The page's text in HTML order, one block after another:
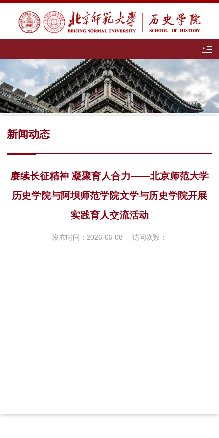
新闻动态
赓续长征精神 凝聚育人合力——北京师范大学
历史学院与阿坝师范学院文学与历史学院开展
实践育人交流活动
发布时间：2026-06-08 访问次数：